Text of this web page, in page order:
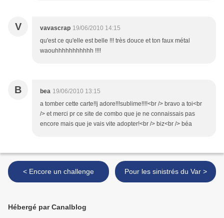
V vavascrap 19/06/2010 14:15
qu'est ce qu'elle est belle !!! très douce et ton faux métal
waouhhhhhhhhhhh !!!!
B bea 19/06/2010 13:15
a tomber cette carte!!j adore!!!sublime!!!!<br /> bravo a toi<br
/> et merci pr ce site de combo que je ne connaissais pas
encore mais que je vais vite adopter!<br /> biz<br /> béa
< Encore un challenge Pour les sinistrés du Var >
Hébergé par Canalblog